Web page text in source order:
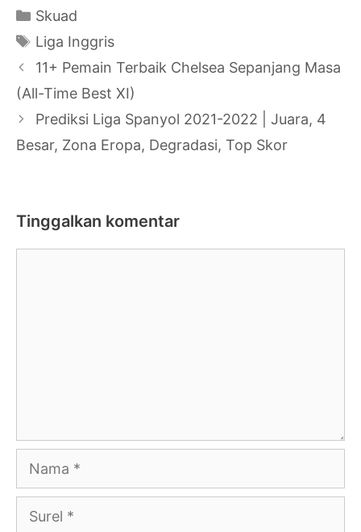
Kategori
Skuad
Tag
Liga Inggris
Navigasi
Tulisan
11+ Pemain Terbaik Chelsea Sepanjang Masa
(All-Time Best XI)
Prediksi Liga Spanyol 2021-2022 | Juara, 4
Besar, Zona Eropa, Degradasi, Top Skor
Tinggalkan komentar
Nama
Surel